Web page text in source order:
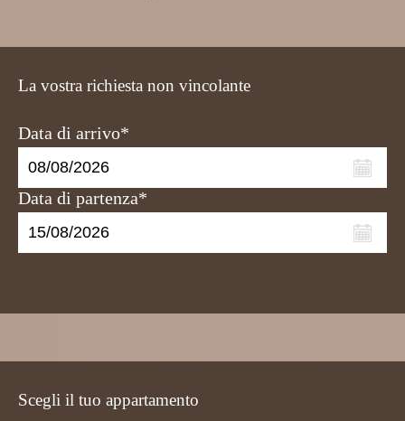
La vostra richiesta non vincolante
Data di arrivo*
Data di partenza*
Scegli il tuo appartamento